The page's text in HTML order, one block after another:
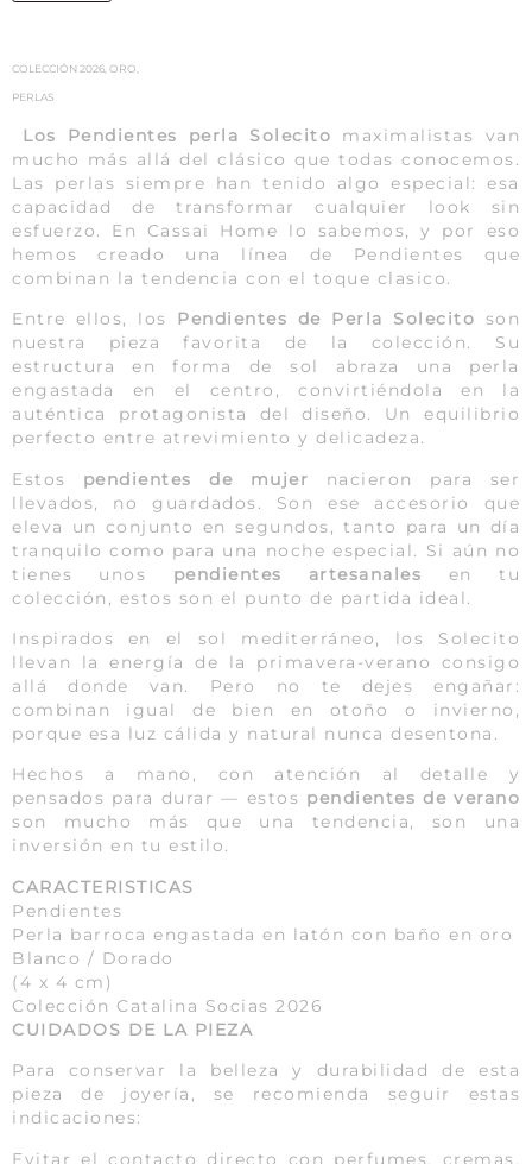
COLECCIÓN 2026 ORO
PERLAS
Los Pendientes perla Solecito maximalistas van
mucho más allá del clásico que todas conocemos.
Las perlas siempre han tenido algo especial: esa
capacidad de transformar cualquier look sin
esfuerzo. En Cassai Home lo sabemos, y por eso
hemos creado una línea de Pendientes que
combinan la tendencia con el toque clasico.
Entre ellos, los Pendientes de Perla Solecito son
nuestra pieza favorita de la colección. Su
estructura en forma de sol abraza una perla
engastada en el centro, convirtiéndola en la
auténtica protagonista del diseño. Un equilibrio
perfecto entre atrevimiento y delicadeza.
Estos pendientes de mujer nacieron para ser
llevados, no guardados. Son ese accesorio que
eleva un conjunto en segundos, tanto para un día
tranquilo como para una noche especial. Si aún no
tienes unos pendientes artesanales en tu
colección, estos son el punto de partida ideal.
Inspirados en el sol mediterráneo, los Solecito
llevan la energía de la primavera-verano consigo
allá donde van. Pero no te dejes engañar:
combinan igual de bien en otoño o invierno,
porque esa luz cálida y natural nunca desentona.
Hechos a mano, con atención al detalle y
pensados para durar — estos pendientes de verano
son mucho más que una tendencia, son una
inversión en tu estilo.
CARACTERISTICAS
Pendientes
Perla barroca engastada en latón con baño en oro
Blanco / Dorado
(4 x 4 cm)
Colección Catalina Socias 2026
CUIDADOS DE LA PIEZA
Para conservar la belleza y durabilidad de esta
pieza de joyería, se recomienda seguir estas
indicaciones:
Evitar el contacto directo con perfumes, cremas,